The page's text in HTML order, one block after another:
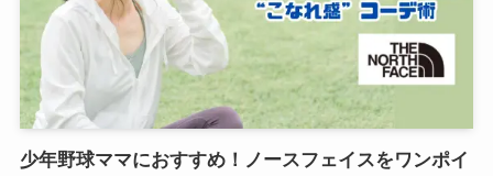
少年野球ママにおすすめ！ノースフェイスをワンポイ